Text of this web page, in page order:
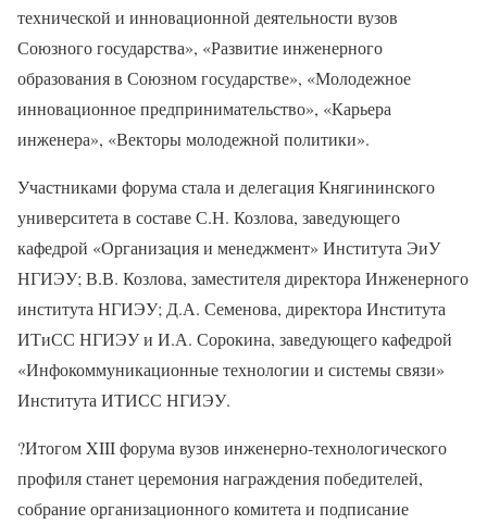
технической и инновационной деятельности вузов
Союзного государства», «Развитие инженерного
образования в Союзном государстве», «Молодежное
инновационное предпринимательство», «Карьера
инженера», «Векторы молодежной политики».
Участниками форума стала и делегация Княгининского
университета в составе С.Н. Козлова, заведующего
кафедрой «Организация и менеджмент» Института ЭиУ
НГИЭУ; В.В. Козлова, заместителя директора Инженерного
института НГИЭУ; Д.А. Семенова, директора Института
ИТиСС НГИЭУ и И.А. Сорокина, заведующего кафедрой
«Инфокоммуникационные технологии и системы связи»
Института ИТИСС НГИЭУ.
?Итогом XIII форума вузов инженерно-технологического
профиля станет церемония награждения победителей,
собрание организационного комитета и подписание